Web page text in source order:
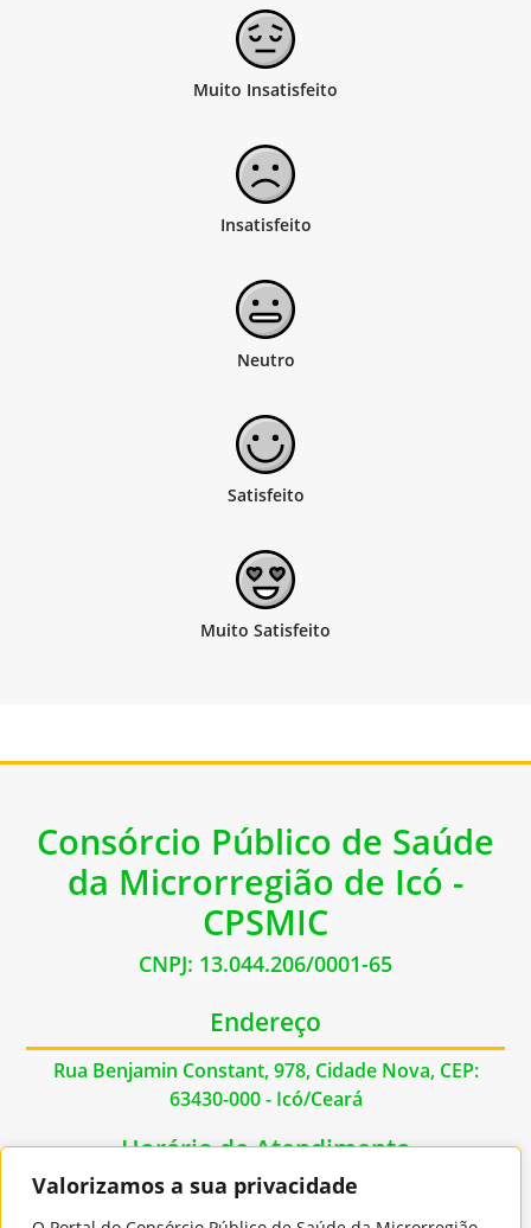
Valorizamos a sua privacidade
Consórcio Público de Saúde
da Microrregião de Icó -
CPSMIC
CNPJ: 13.044.206/0001-65
Endereço
Rua Benjamin Constant, 978, Cidade Nova, CEP:
63430-000 - Icó/Ceará
Horário de Atendimento
De Segunda à Sexta das 07:00hs às 17:00hs